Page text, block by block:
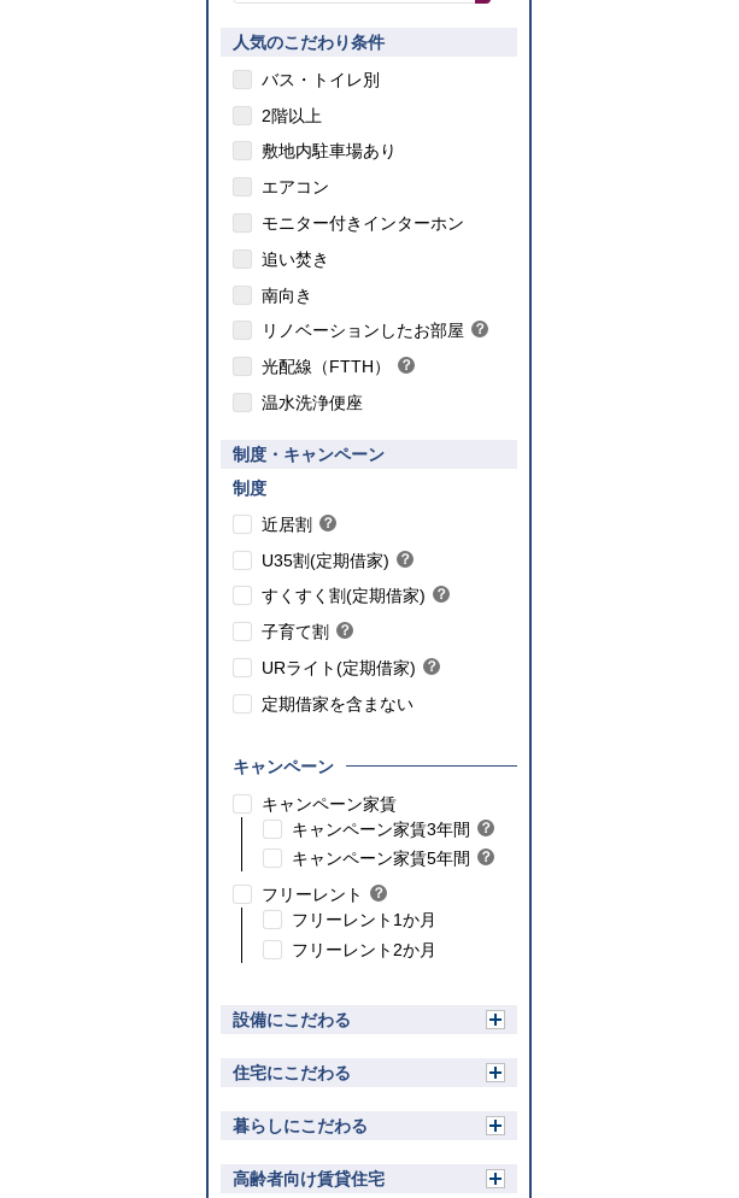
人気のこだわり条件
バス・トイレ別
2階以上
敷地内駐車場あり
エアコン
モニター付きインターホン
追い焚き
南向き
リノベーションしたお部屋 ？
光配線（FTTH） ？
賃貸住宅のインターネット対応について
温水洗浄便座
制度・キャンペーン
制度
近居割
？
ン
ト
こちら
U35割(定期借家) ？
ン
【ご入居要件あり】35歳以下の方限定
こちら
すくすく割(定期借家) ？
ト
【ご入居要件あり】満18歳未満のお子様を
扶養、もしくはご妊娠されている方限定
こちら
子育て割 ？
ン
ト
【ご入居要件あり】子育て世帯や新婚世帯
こちら
URライト(定期借家) ？
こちら
定期借家を含まない
キャンペーン
キャンペーン家賃
キャンペーン家賃3年間 ？
ヒ
キャンペーン家賃5年間 ？
こちら
フリーレント ？
ヒ
ト
こちら
フリーレント1か月
フリーレント2か月
設備にこだわる
く住宅にこだわる
く暮らしにこだわる
く高齢者向け賃貸住宅